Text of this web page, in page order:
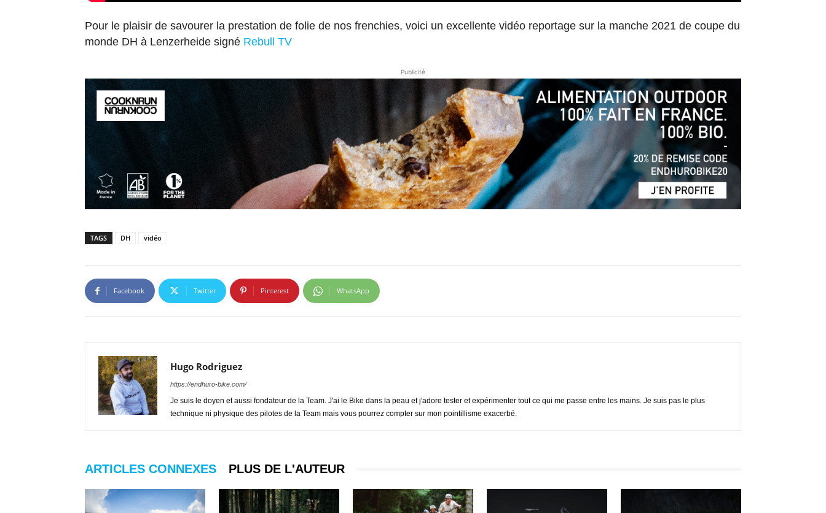
Pour le plaisir de savourer la prestation de folie de nos frenchies, voici un excellente vidéo reportage sur la manche 2021 de coupe du
monde DH à Lenzerheide signé Rebull TV
Publicité
TAGS DH vidéo
Facebook Twitter Pinterest WhatsApp
Hugo Rodriguez
https://endhuro-bike.com/
Je suis le doyen et aussi fondateur de la Team. J'ai le Bike dans la peau et j'adore tester et expérimenter tout ce qui me passe entre les mains. Je suis pas le plus
technique ni physique des pilotes de la Team mais vous pourrez compter sur mon pointillisme exacerbé.
ARTICLES CONNEXES PLUS DE L'AUTEUR